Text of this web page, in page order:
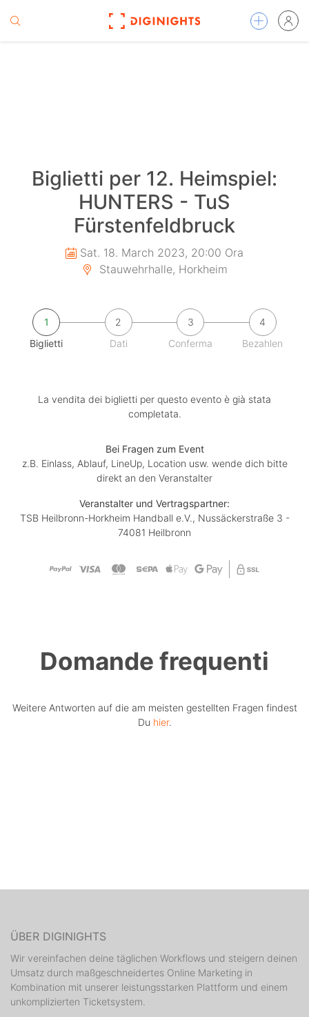
Biglietti per 12. Heimspiel:
HUNTERS - TuS
Fürstenfeldbruck
Sat. 18. March 2023, 20:00 Ora
Stauwehrhalle, Horkheim
1
Biglietti
2
Dati
3
Conferma
4
Bezahlen
La vendita dei biglietti per questo evento è già stata
completata.
Bei Fragen zum Event
z.B. Einlass, Ablauf, LineUp, Location usw. wende dich bitte
direkt an den Veranstalter
Veranstalter und Vertragspartner:
TSB Heilbronn-Horkheim Handball e.V., Nussäckerstraße 3 -
74081 Heilbronn
Domande frequenti
Weitere Antworten auf die am meisten gestellten Fragen findest
Du hier.
ÜBER DIGINIGHTS
Wir vereinfachen deine täglichen Workflows und steigern deinen
Umsatz durch maßgeschneidertes Online Marketing in
Kombination mit unserer leistungsstarken Plattform und einem
unkomplizierten Ticketsystem.